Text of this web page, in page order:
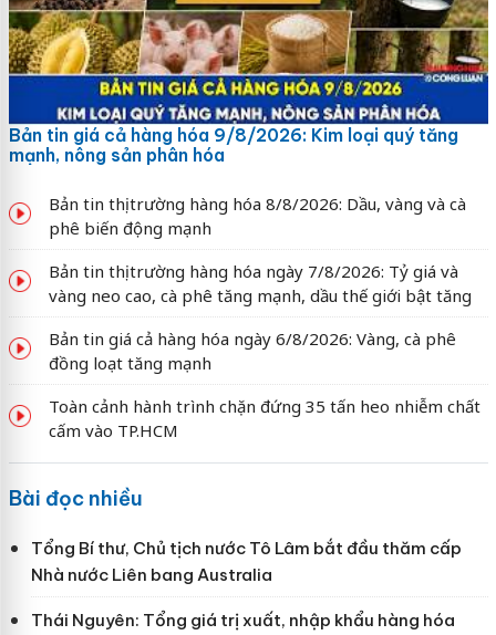
Bản tin giá cả hàng hóa 9/8/2026: Kim loại quý tăng
mạnh, nông sản phân hóa
Bản tin thị trường hàng hóa 8/8/2026: Dầu, vàng và cà
phê biến động mạnh
Bản tin thị trường hàng hóa ngày 7/8/2026: Tỷ giá và
vàng neo cao, cà phê tăng mạnh, dầu thế giới bật tăng
Bản tin giá cả hàng hóa ngày 6/8/2026: Vàng, cà phê
đồng loạt tăng mạnh
Toàn cảnh hành trình chặn đứng 35 tấn heo nhiễm chất
cấm vào TP.HCM
Bài đọc nhiều
Tổng Bí thư, Chủ tịch nước Tô Lâm bắt đầu thăm cấp
Nhà nước Liên bang Australia
Thái Nguyên: Tổng giá trị xuất, nhập khẩu hàng hóa